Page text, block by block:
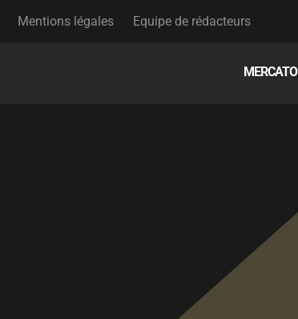
Mentions légales Equipe de rédacteurs
MERCATO